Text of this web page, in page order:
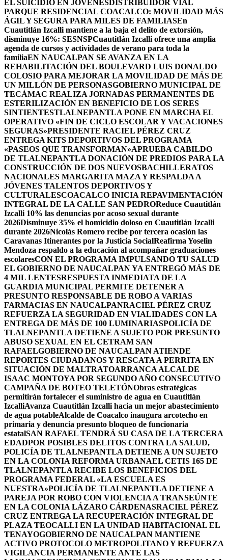
EL SUICIDIO EN JÓVENES DISTRIBUIDOR VIAL
PARQUE RESIDENCIAL COACALCO: MOVILIDAD MÁS
ÁGIL Y SEGURA PARA MILES DE FAMILIASEn
Cuautitlán Izcalli mantiene a la baja el delito de extorsión,
disminuye 16%: SESNSPCuautitlán Izcalli ofrece una amplia
agenda de cursos y actividades de verano para toda la
familiaEN NAUCALPAN SE AVANZA EN LA
REHABILITACIÓN DEL BOULEVARD LUIS DONALDO
COLOSIO PARA MEJORAR LA MOVILIDAD DE MÁS DE
UN MILLÓN DE PERSONASGOBIERNO MUNICIPAL DE
TECÁMAC REALIZA JORNADAS PERMANENTES DE
ESTERILIZACIÓN EN BENEFICIO DE LOS SERES
SINTIENTESTLALNEPANTLA PONE EN MARCHA EL
OPERATIVO «FIN DE CICLO ESCOLAR Y VACACIONES
SEGURAS»PRESIDENTE RACIEL PÉREZ CRUZ
ENTREGA KITS DEPORTIVOS DEL PROGRAMA
«PASEOS QUE TRANSFORMAN»APRUEBA CABILDO
DE TLALNEPANTLA DONACIÓN DE PREDIOS PARA LA
CONSTRUCCIÓN DE DOS NUEVOSBACHILLERATOS
NACIONALES MARGARITA MAZA Y RESPALDA A
JÓVENES TALENTOS DEPORTIVOS Y
CULTURALESCOACALCO INICIA REPAVIMENTACIÓN
INTEGRAL DE LA CALLE SAN PEDROReduce Cuautitlán
Izcalli 10% las denuncias por acoso sexual durante
2026Disminuye 35% el homicidio doloso en Cuautitlán Izcalli
durante 2026Nicolás Romero recibe por tercera ocasión las
Caravanas Itinerantes por la Justicia SocialReafirma Yoselin
Mendoza respaldo a la educación al acompañar graduaciones
escolaresCON EL PROGRAMA IMPULSANDO TU SALUD
EL GOBIERNO DE NAUCALPAN YA ENTREGÓ MÁS DE
4 MIL LENTESRESPUESTA INMEDIATA DE LA
GUARDIA MUNICIPAL PERMITE DETENER A
PRESUNTO RESPONSABLE DE ROBO A VARIAS
FARMACIAS EN NAUCALPANRACIEL PÉREZ CRUZ
REFUERZA LA SEGURIDAD EN VIALIDADES CON LA
ENTREGA DE MÁS DE 100 LUMINARIASPOLICÍA DE
TLALNEPANTLA DETIENE A SUJETO POR PRESUNTO
ABUSO SEXUAL EN EL CETRAM SAN
RAFAELGOBIERNO DE NAUCALPAN ATIENDE
REPORTES CIUDADANOS Y RESCATA A PERRITA EN
SITUACIÓN DE MALTRATOARRANCA ALCALDE
ISAAC MONTOYA POR SEGUNDO AÑO CONSECUTIVO
CAMPAÑA DE BOTEO TELETÓNObras estratégicas
permitirán fortalecer el suministro de agua en Cuautitlán
IzcalliAvanza Cuautitlán Izcalli hacia un mejor abastecimiento
de agua potableAlcalde de Coacalco inaugura arcotecho en
primaria y denuncia presunto bloqueo de funcionaria
estatalSAN RAFAEL TENDRÁ SU CASA DE LA TERCERA
EDADPOR POSIBLES DELITOS CONTRA LA SALUD,
POLICÍA DE TLALNEPANTLA DETIENE A UN SUJETO
EN LA COLONIA REFORMA URBANAEL CETIS 165 DE
TLALNEPANTLA RECIBE LOS BENEFICIOS DEL
PROGRAMA FEDERAL «LA ESCUELA ES
NUESTRA»POLICÍA DE TLALNEPANTLA DETIENE A
PAREJA POR ROBO CON VIOLENCIA A TRANSEÚNTE
EN LA COLONIA LÁZARO CÁRDENASRACIEL PÉREZ
CRUZ ENTREGA LA RECUPERACIÓN INTEGRAL DE
PLAZA TEOCALLI EN LA UNIDAD HABITACIONAL EL
TENAYOGOBIERNO DE NAUCALPAN MANTIENE
ACTIVO PROTOCOLO METROPOLITANO Y REFUERZA
VIGILANCIA PERMANENTE ANTE LAS